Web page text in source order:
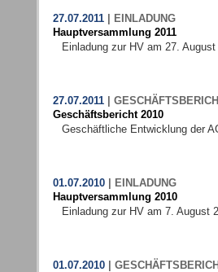
27.07.2011|
EINLADUNG
Hauptversammlung 2011
Einladung zur HV am 27. August
27.07.2011|
Geschäftsbericht 2010
Geschäftliche Entwicklung der
01.07.2010|
EINLADUNG
Hauptversammlung 2010
Einladung zur HV am 7. August
01.07.2010|